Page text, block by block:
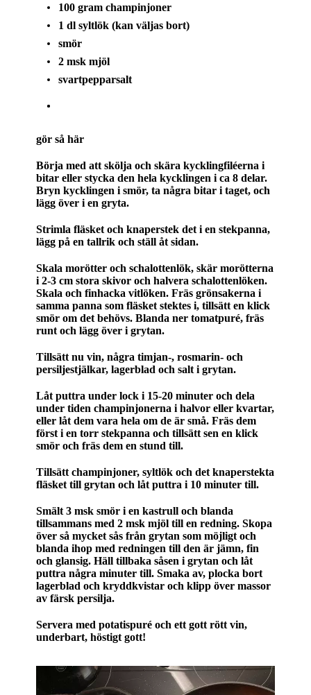
100 gram champinjoner
1 dl syltlök (kan väljas bort)
smör
2 msk mjöl
svartpepparsalt
gör så här
Börja med att skölja och skära kycklingfiléerna i
bitar eller stycka den hela kycklingen i ca 8 delar.
Bryn kycklingen i smör, ta några bitar i taget, och
lägg över i en gryta.
Strimla fläsket och knaperstek det i en stekpanna,
lägg på en tallrik och ställ åt sidan.
Skala morötter och schalottenlök, skär morötterna
i 2-3 cm stora skivor och halvera schalottenlöken.
Skala och finhacka vitlöken. Fräs grönsakerna i
samma panna som fläsket stektes i, tillsätt en klick
smör om det behövs. Blanda ner tomatpuré, fräs
runt och lägg över i grytan.
Tillsätt nu vin, några timjan-, rosmarin- och
persiljestjälkar, lagerblad och salt i grytan.
Låt puttra under lock i 15-20 minuter och dela
under tiden champinjonerna i halvor eller kvartar,
eller låt dem vara hela om de är små. Fräs dem
först i en torr stekpanna och tillsätt sen en klick
smör och fräs dem en stund till.
Tillsätt champinjoner, syltlök och det knaperstekta
fläsket till grytan och låt puttra i 10 minuter till.
Smält 3 msk smör i en kastrull och blanda
tillsammans med 2 msk mjöl till en redning. Skopa
över så mycket sås från grytan som möjligt och
blanda ihop med redningen till den är jämn, fin
och glansig. Häll tillbaka såsen i grytan och låt
puttra några minuter till. Smaka av, plocka bort
lagerblad och kryddkvistar och klipp över massor
av färsk persilja.
Servera med potatispuré och ett gott rött vin,
underbart, höstigt gott!